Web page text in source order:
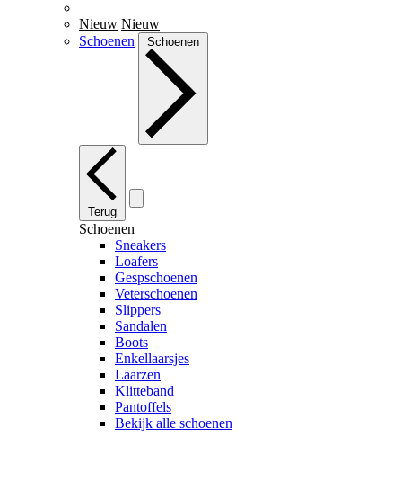
Nieuw Nieuw
Schoenen
Schoenen
Terug
Schoenen
Sneakers
Loafers
Gespschoenen
Veterschoenen
Slippers
Sandalen
Boots
Enkellaarsjes
Laarzen
Klitteband
Pantoffels
Bekijk alle schoenen